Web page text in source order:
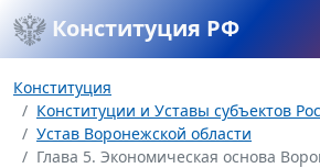
Конституция РФ
Конституция
Конституции и Уставы субъектов
Устав Воронежской области
Глава 5. Экономическая основа